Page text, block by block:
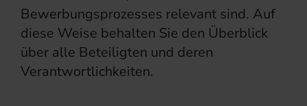
Bewerbungsprozesses relevant sind. Auf
diese Weise behalten Sie den Überblick
über alle Beteiligten und deren
Verantwortlichkeiten.